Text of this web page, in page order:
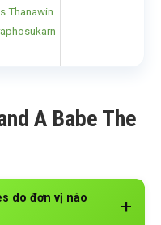
Thanawin
A Babe The
do đơn vị nào